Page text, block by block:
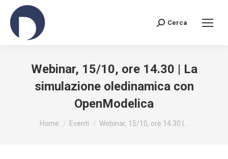
Search:
Cerca
Webinar, 15/10, ore 14.30 | La
simulazione oledinamica con
OpenModelica
You are here:
Home Eventi Webinar, 15/10, ore 14.30 |…